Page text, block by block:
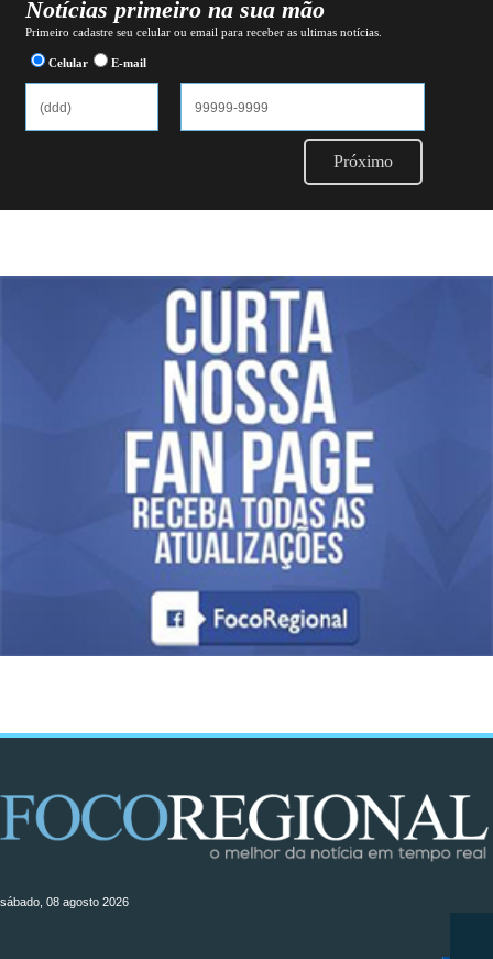
Notícias primeiro na sua mão
Primeiro cadastre seu celular ou email para receber as ultimas notícias.
Celular E-mail
Próximo
sábado, 08 agosto 2026